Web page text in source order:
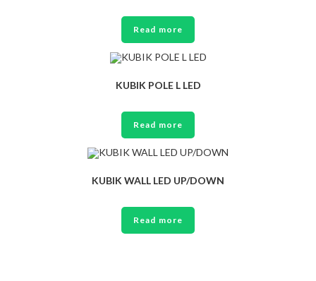
Read more
KUBIK POLE L LED
Read more
KUBIK WALL LED UP/DOWN
Read more